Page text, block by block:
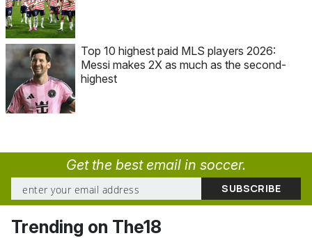
Top 10 highest paid MLS players 2026:
Messi makes 2X as much as the second-
highest
Get the best email in soccer.
Trending on The18